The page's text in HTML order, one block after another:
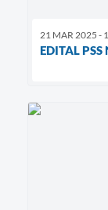
21 MAR 2025 -
EDITAL